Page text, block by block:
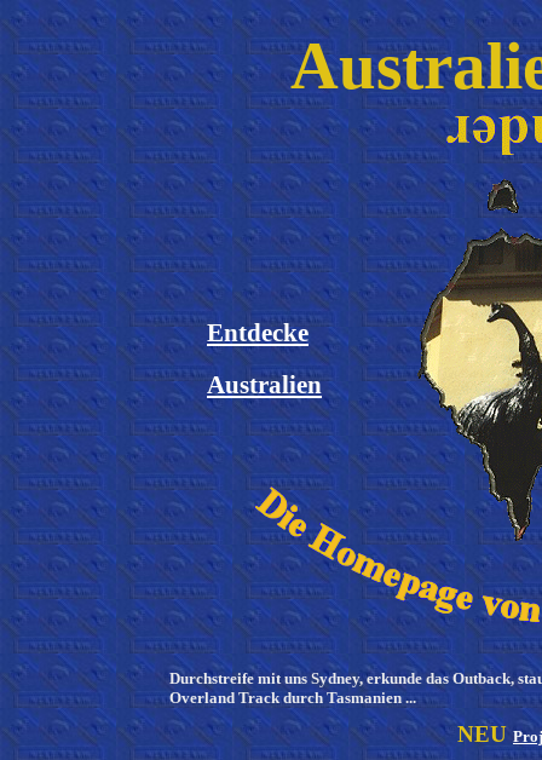
Entdecke
Australien
Durchstreife mit uns Sydney, erkunde das Outback,
Overland Track durch Tasmanien ...
NEU